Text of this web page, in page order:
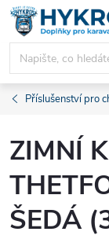
Přejít
obsah
Příslušenství pro
ZIMNÍ
ŠEDÁ